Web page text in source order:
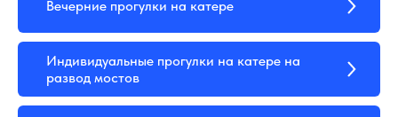
Вечерние прогулки на катере
Индивидуальные прогулки на катере на
развод мостов